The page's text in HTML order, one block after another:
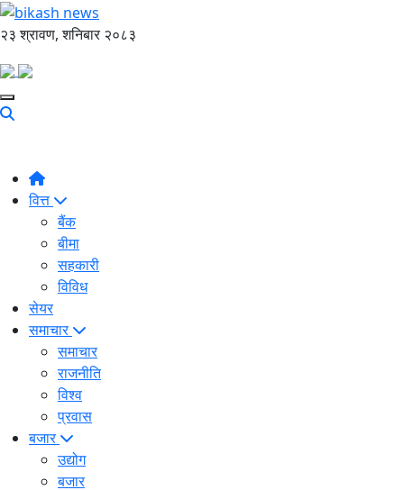
२३ श्रावण, शनिबार २०८३
वित्त
बैंक
बीमा
सहकारी
विविध
सेयर
समाचार
समाचार
राजनीति
विश्व
प्रवास
बजार
उद्योग
बजार